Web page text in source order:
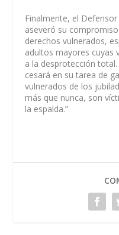
Finalmente, el
aseveró su
derechos vulnerados,
adultos mayores cuyas
a la desprotección
cesará en su tarea de
vulnerados de los
más que nunca, son
la espalda.”